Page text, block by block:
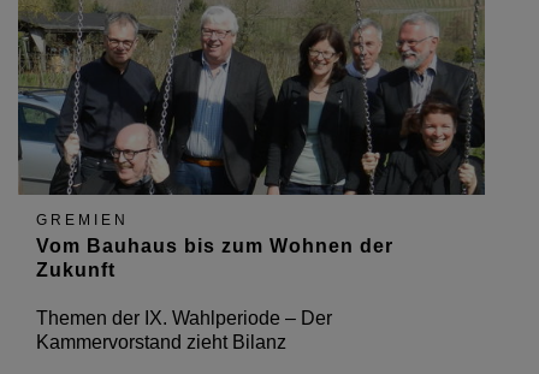
GREMIEN
Vom Bauhaus bis zum Wohnen der
Zukunft
Themen der IX. Wahlperiode – Der
Kammervorstand zieht Bilanz